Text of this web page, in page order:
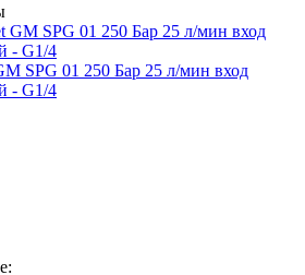
SPG 01 250 Бар 25 л/мин вход
- G1/4